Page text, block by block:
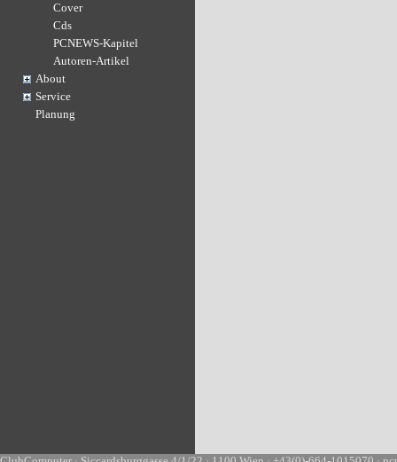
Cover
Cds
PCNEWS-Kapitel
Autoren-Artikel
About
Service
Planung